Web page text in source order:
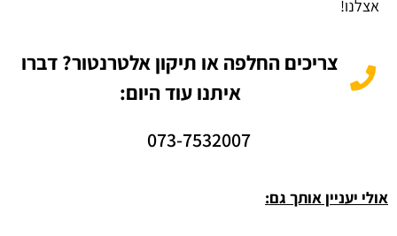
אצלנו!
צריכים החלפה או תיקון אלטרנטור? דברו
איתנו עוד היום:
073-7532007
אולי יעניין אותך גם: